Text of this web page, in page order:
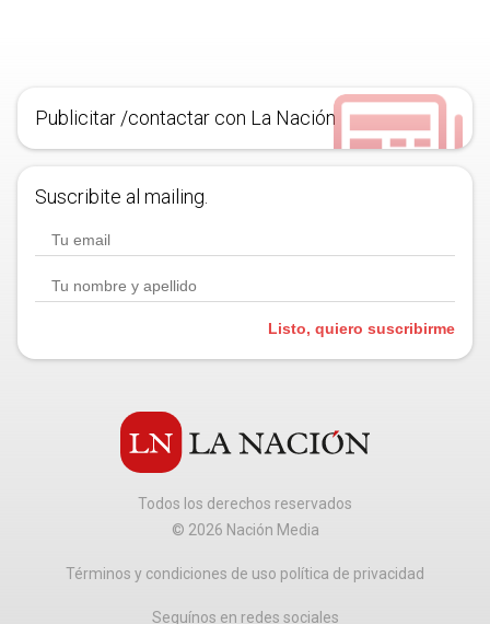
Publicitar /contactar con La Nación
Suscribite al mailing.
Listo, quiero suscribirme
Todos los derechos reservados
© 2026 Nación Media
Términos y condiciones de uso política de privacidad
Seguínos en redes sociales